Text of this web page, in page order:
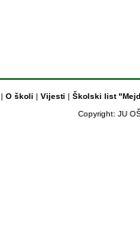
| O školi | Vijesti | Školski list
Copyright: JU